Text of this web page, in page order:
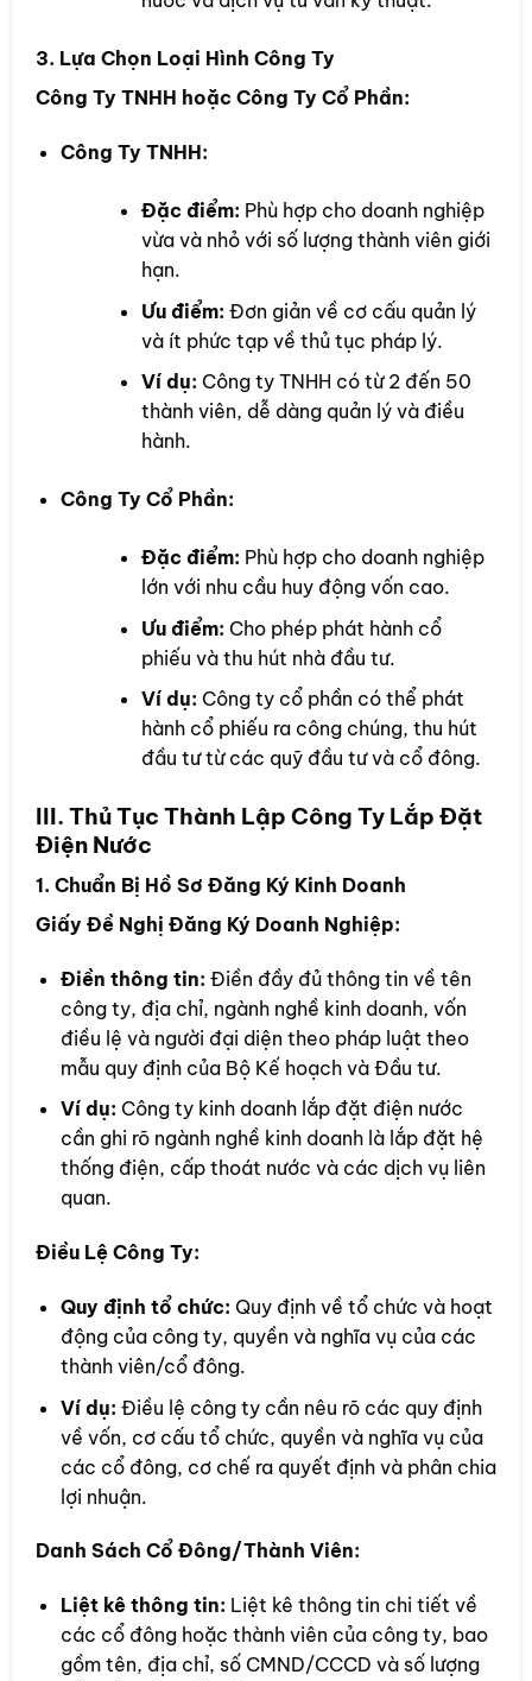
3. Lựa Chọn Loại Hình Công Ty
Công Ty TNHH hoặc Công Ty Cổ Phần:
Công Ty TNHH:
Đặc điểm: Phù hợp cho doanh nghiệp
vừa và nhỏ với số lượng thành viên giới
hạn.
Ưu điểm: Đơn giản về cơ cấu quản lý
và ít phức tạp về thủ tục pháp lý.
Ví dụ: Công ty TNHH có từ 2 đến 50
thành viên, dễ dàng quản lý và điều
hành.
Công Ty Cổ Phần:
Đặc điểm: Phù hợp cho doanh nghiệp
lớn với nhu cầu huy động vốn cao.
Ưu điểm: Cho phép phát hành cổ
phiếu và thu hút nhà đầu tư.
Ví dụ: Công ty cổ phần có thể phát
hành cổ phiếu ra công chúng, thu hút
đầu tư từ các quỹ đầu tư và cổ đông.
III. Thủ Tục Thành Lập Công Ty Lắp Đặt
Điện Nước
1. Chuẩn Bị Hồ Sơ Đăng Ký Kinh Doanh
Giấy Đề Nghị Đăng Ký Doanh Nghiệp:
Điền thông tin: Điền đầy đủ thông tin về tên
công ty, địa chỉ, ngành nghề kinh doanh, vốn
điều lệ và người đại diện theo pháp luật theo
mẫu quy định của Bộ Kế hoạch và Đầu tư.
Ví dụ: Công ty kinh doanh lắp đặt điện nước
cần ghi rõ ngành nghề kinh doanh là lắp đặt hệ
thống điện, cấp thoát nước và các dịch vụ liên
quan.
Điều Lệ Công Ty:
Quy định tổ chức: Quy định về tổ chức và hoạt
động của công ty, quyền và nghĩa vụ của các
thành viên/cổ đông.
Ví dụ: Điều lệ công ty cần nêu rõ các quy định
về vốn, cơ cấu tổ chức, quyền và nghĩa vụ của
các cổ đông, cơ chế ra quyết định và phân chia
lợi nhuận.
Danh Sách Cổ Đông/Thành Viên:
Liệt kê thông tin: Liệt kê thông tin chi tiết về
các cổ đông hoặc thành viên của công ty, bao
gồm tên, địa chỉ, số CMND/CCCD và số lượng